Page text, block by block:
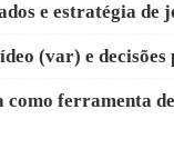
e estratégia de
(var) e decisões
como ferramenta de